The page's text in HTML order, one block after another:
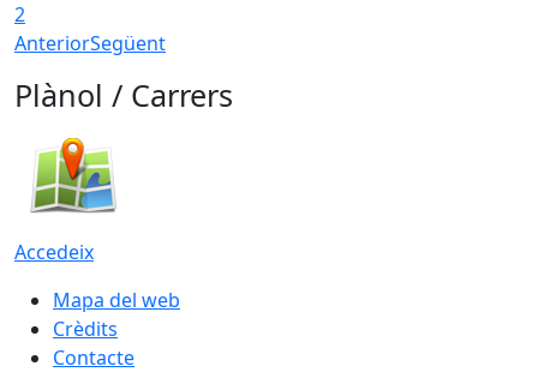
2
AnteriorSegüent
Plànol / Carrers
Accedeix
Mapa del web
Crèdits
Contacte